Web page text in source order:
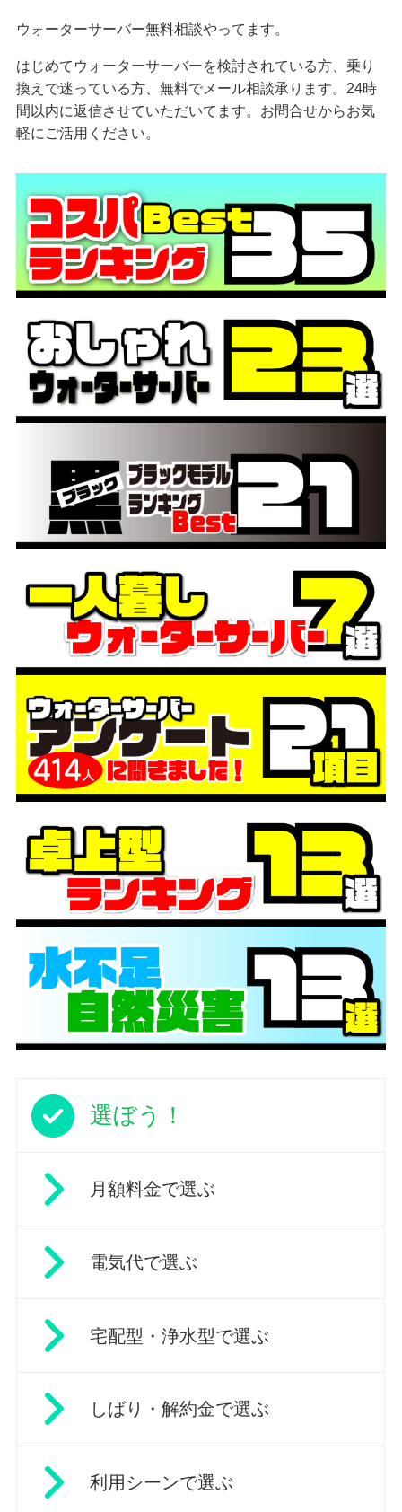
ウォーターサーバー無料相談やってます。
はじめてウォーターサーバーを検討されている方、乗り
換えで迷っている方、無料でメール相談承ります。24時
間以内に返信させていただいてます。お問合せからお気
軽にご活用ください。
選ぼう！
月額料金で選ぶ
電気代で選ぶ
宅配型・浄水型で選ぶ
しばり・解約金で選ぶ
利用シーンで選ぶ